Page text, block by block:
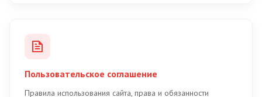
Пользовательское соглашение
Правила использования сайта, права и обязанности